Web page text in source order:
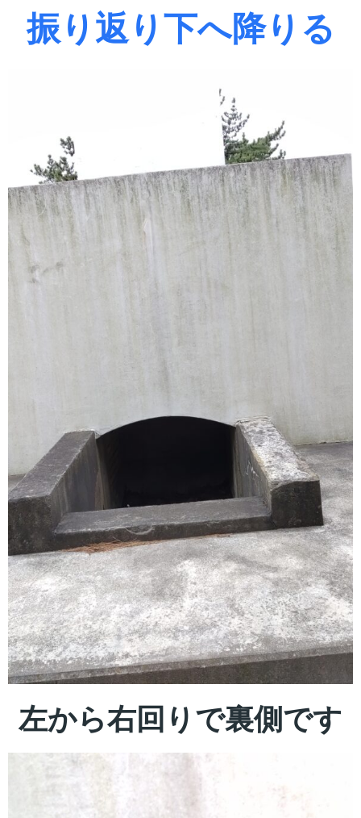
振り返り下へ降りる
左から右回りで裏側です